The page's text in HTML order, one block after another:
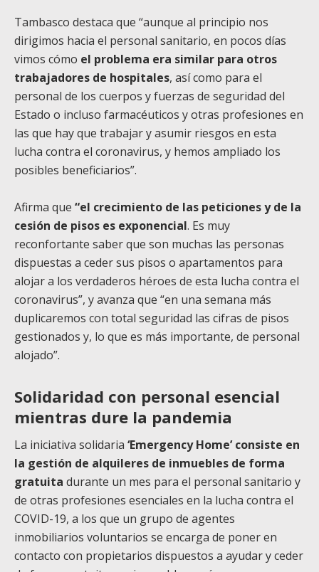
Tambasco destaca que “aunque al principio nos
dirigimos hacia el personal sanitario, en pocos días
vimos cómo el problema era similar para otros
trabajadores de hospitales, así como para el
personal de los cuerpos y fuerzas de seguridad del
Estado o incluso farmacéuticos y otras profesiones en
las que hay que trabajar y asumir riesgos en esta
lucha contra el coronavirus, y hemos ampliado los
posibles beneficiarios”.
Afirma que “el crecimiento de las peticiones y de la
cesión de pisos es exponencial. Es muy
reconfortante saber que son muchas las personas
dispuestas a ceder sus pisos o apartamentos para
alojar a los verdaderos héroes de esta lucha contra el
coronavirus”, y avanza que “en una semana más
duplicaremos con total seguridad las cifras de pisos
gestionados y, lo que es más importante, de personal
alojado”.
Solidaridad con personal esencial
mientras dure la pandemia
La iniciativa solidaria ‘Emergency Home’ consiste en
la gestión de alquileres de inmuebles de forma
gratuita durante un mes para el personal sanitario y
de otras profesiones esenciales en la lucha contra el
COVID-19, a los que un grupo de agentes
inmobiliarios voluntarios se encarga de poner en
contacto con propietarios dispuestos a ayudar y ceder